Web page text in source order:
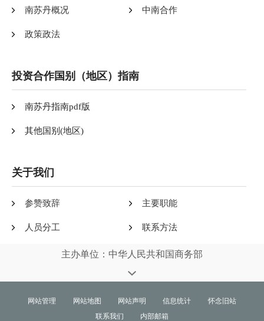
南苏丹概况 中南合作
政策政法
投资合作国别（地区）指南
南苏丹指南pdf版
其他国别(地区)
关于我们
参赞致辞 主要职能
人员分工 联系方法
主办单位：中华人民共和国商务部
网站管理 网站地图 网站声明 信息统计
怀念旧站
联系我们
内部邮箱